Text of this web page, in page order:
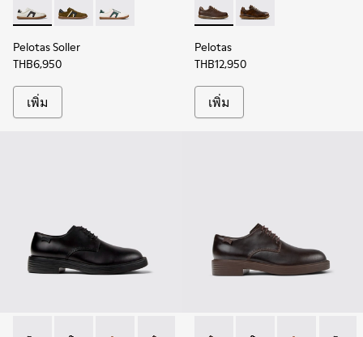
Pelotas Soller - K100937-022 - รองเท้าผ้าใบหนังและหนังกลั
Pelotas Soller - K100937-026
Pelotas Soller - K100937-019
Pelotas Soller
THB6,950
เพิ่ม
Pelotas - 16002-318 - รอง
Pelotas - 16002-334
Pelotas
THB12,950
เพิ่ม